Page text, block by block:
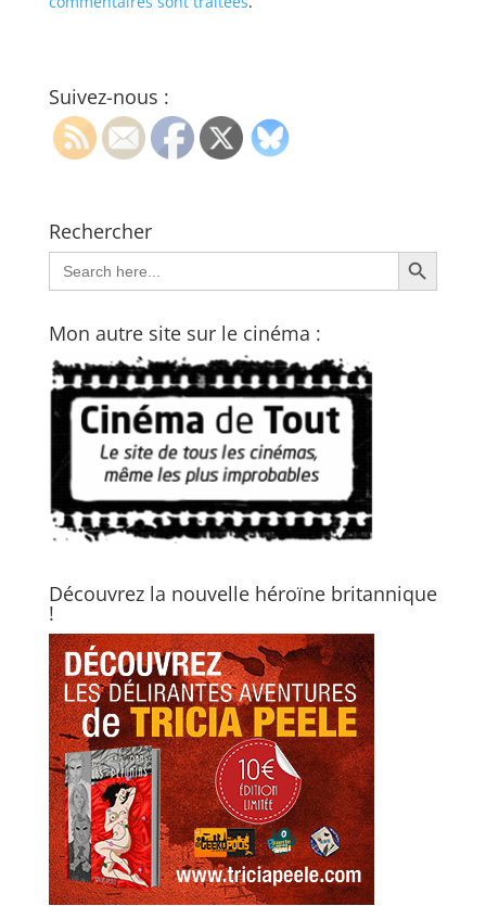
Suivez-nous :
Rechercher
Search
for:
Search Button
Mon autre site sur le cinéma :
Découvrez la nouvelle héroïne britannique
!